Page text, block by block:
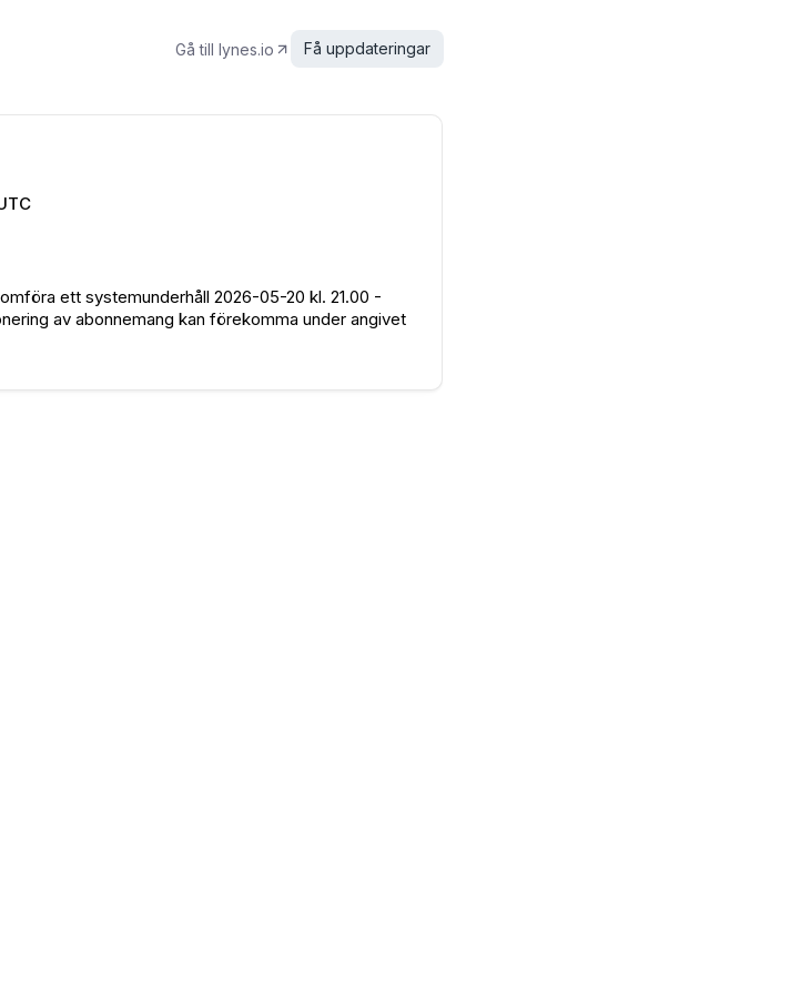
Gå till lynes.io Få uppdateringar
ett systemunderhåll 2026-05-20 kl. 21.00 -
av abonnemang kan förekomma under angivet